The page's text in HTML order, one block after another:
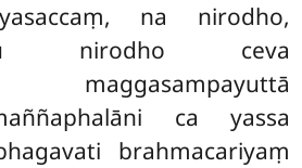
na nirodho,
nirodho ceva
maggasampayuttā
ca yassa
brahmacariyaṃ